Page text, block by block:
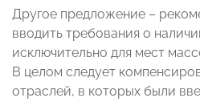
Другое предложение –
вводить требования о
исключительно для мест
В целом следует
отраслей, в которых были